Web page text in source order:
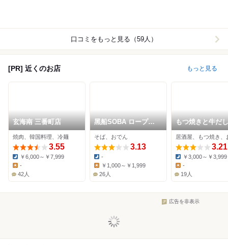
口コミをもっと見る（59人）
[PR] 近くのお店 もっと見る
玄海南 三番町店
焼肉、韓国料理、冷麺
3.55
Dinner:
￥6,000～￥7,999
Lunch:
-
42人
黑船SOBA ロープウ
ェイ街店
そば、おでん
3.13
Dinner:
-
Lunch:
￥1,000～￥1,999
26人
もつ焼きと牛だ
ん 酒場と金
居酒屋、もつ焼き、
3.21
Dinner:
￥3,000～￥3,999
Lunch:
-
19人
広告を非表示